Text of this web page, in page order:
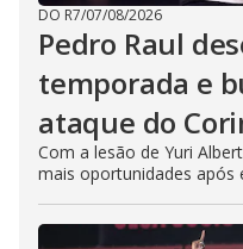
DO R7/07/08/2026
Pedro Raul
temporada e
ataque do
Com a lesão de Yuri
mais oportunidades após